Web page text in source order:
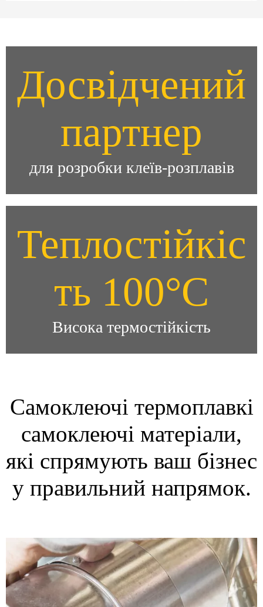
Досвідчений
партнер
для розробки клеїв-розплавів
Теплостійкіс
ть 100°C
Висока термостійкість
Самоклеючі термоплавкі
самоклеючі матеріали,
які спрямують ваш бізнес
у правильний напрямок.